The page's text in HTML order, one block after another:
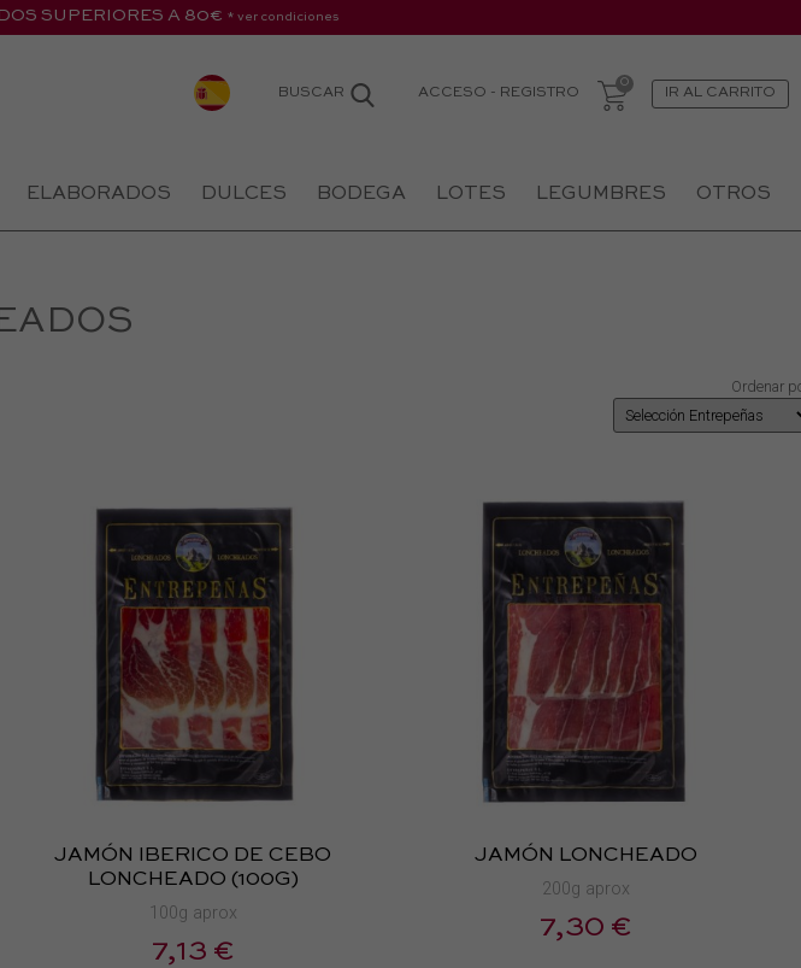
SUPERIORES A 80€ * ver condiciones
BUSCAR ACCESO - REGISTRO IR AL CARRITO
ELABORADOS DULCES BODEGA LOTES LEGUMBRES OTROS
Ordenar
JAMÓN IBERICO DE CEBO
LONCHEADO (100G)
100g aprox
7,13 €
JAMÓN LONCHEADO
200g aprox
7,30 €